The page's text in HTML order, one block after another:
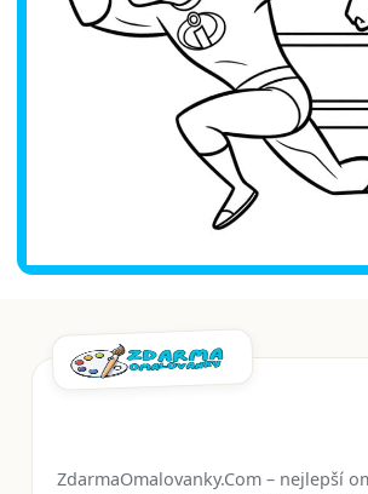
ZdarmaOmalovanky.Com – nejlepší